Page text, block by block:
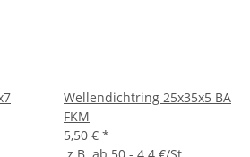
Wellendichtring 25x35x5 BA
FKM
5,50 € *